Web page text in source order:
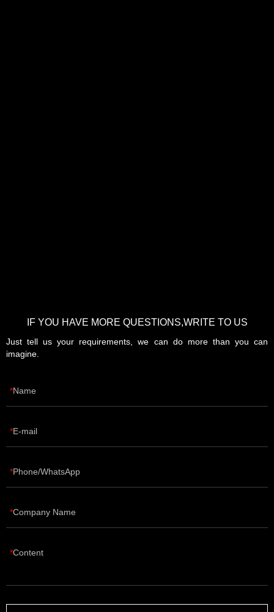
IF YOU HAVE MORE QUESTIONS,WRITE TO US
Just tell us your requirements, we can do more than you can
imagine.
Name
E-mail
Phone/WhatsApp
Company Name
Content